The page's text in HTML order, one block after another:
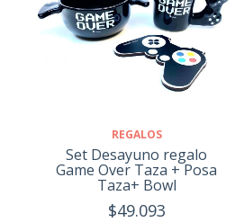
REGALOS
Set Desayuno regalo
Game Over Taza + Posa
Taza+ Bowl
$49.093